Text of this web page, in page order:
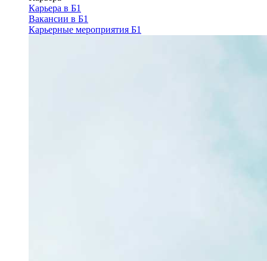
Карьера в Б1
Вакансии в Б1
Карьерные мероприятия Б1